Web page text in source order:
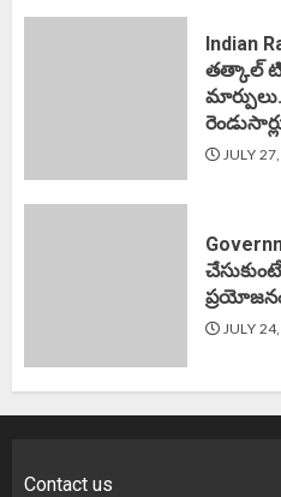
Indian
తత్కాల్‌
JULY
JULY
Contact us